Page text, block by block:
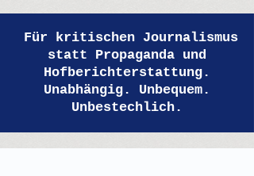
Für kritischen Journalismus
statt Propaganda und
Hofberichterstattung.
Unabhängig. Unbequem.
Unbestechlich.